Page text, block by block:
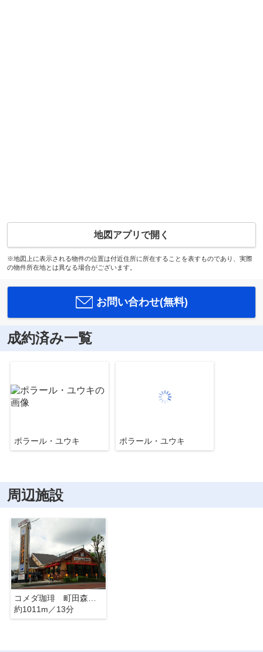
地図アプリで開く
※地図上に表示される物件の位置は付近住所に所在することを表すものであり、実際
の物件所在地とは異なる場合がございます。
お問い合わせ(無料)
成約済み一覧
ポラール・ユウキ ポラール・ユウキ
周辺施設
約1011m／13分